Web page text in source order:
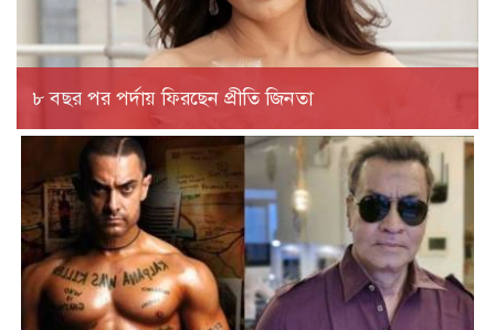
৮ বছর পর পর্দায় ফিরছেন প্রীতি জিনতা